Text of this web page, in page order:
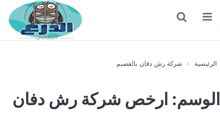
القائمة
الرئيسية شركة رش دفان بالقصيم
الوسم: ارخص شركة رش دفان